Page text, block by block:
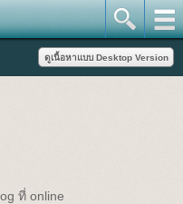
ที่ online